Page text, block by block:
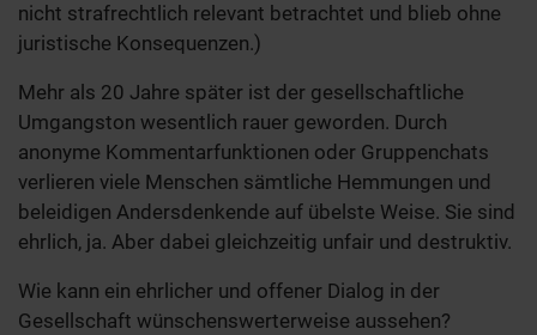
nicht strafrechtlich relevant betrachtet und blieb ohne
juristische Konsequenzen.)
Mehr als 20 Jahre später ist der gesellschaftliche
Umgangston wesentlich rauer geworden. Durch
anonyme Kommentarfunktionen oder Gruppenchats
verlieren viele Menschen sämtliche Hemmungen und
beleidigen Andersdenkende auf übelste Weise. Sie sind
ehrlich, ja. Aber dabei gleichzeitig unfair und destruktiv.
Wie kann ein ehrlicher und offener Dialog in der
Gesellschaft wünschenswerterweise aussehen?